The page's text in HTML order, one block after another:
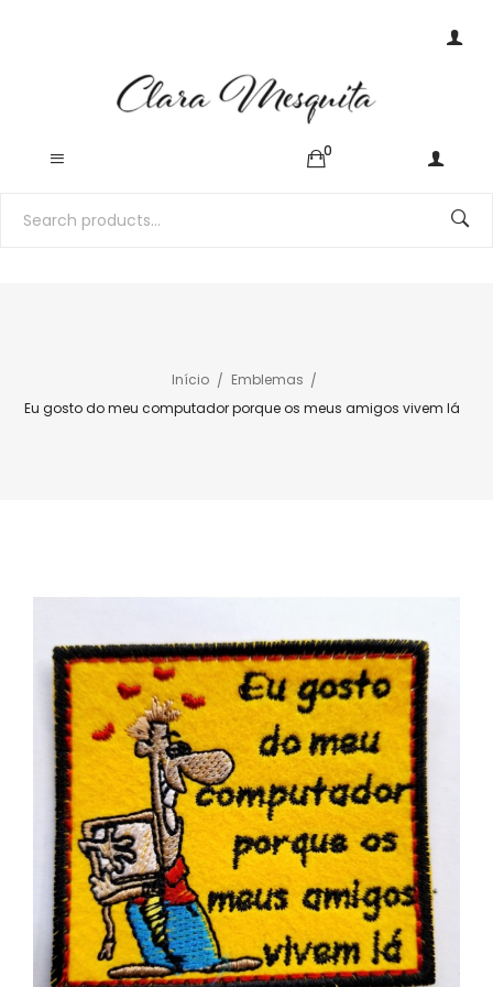
0
Início
Emblemas
Eu gosto do meu computador porque os meus amigos vivem lá